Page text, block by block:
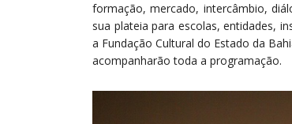
formação, mercado, intercâmbio,
sua plateia para escolas, entidades,
a Fundação Cultural do Estado da
acompanharão toda a programação.